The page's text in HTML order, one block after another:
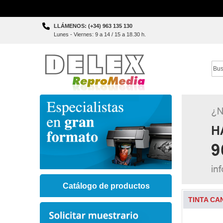
Skip
LLÁMENOS: (+34) 963 135 130
Lunes - Viernes: 9 a 14 / 15 a 18.30 h.
TINTA
Catálogo de productos